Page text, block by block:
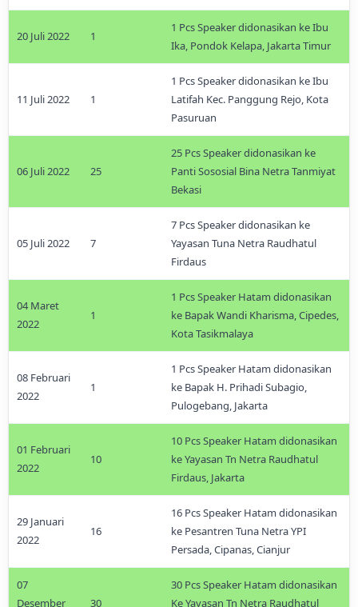
20 Juli 2022 1
1 Pcs Speaker didonasikan ke Ibu
Ika, Pondok Kelapa, Jakarta Timur
11 Juli 2022 1
1 Pcs Speaker didonasikan ke Ibu
Latifah Kec. Panggung Rejo, Kota
Pasuruan
06 Juli 2022 25
25 Pcs Speaker didonasikan ke
Panti Sososial Bina Netra Tanmiyat
Bekasi
05 Juli 2022 7
7 Pcs Speaker didonasikan ke
Yayasan Tuna Netra Raudhatul
Firdaus
04 Maret
2022
1
1 Pcs Speaker Hatam didonasikan
ke Bapak Wandi Kharisma, Cipedes,
Kota Tasikmalaya
08 Februari
2022
1
1 Pcs Speaker Hatam didonasikan
ke Bapak H. Prihadi Subagio,
Pulogebang, Jakarta
01 Februari
2022
10
10 Pcs Speaker Hatam didonasikan
ke Yayasan Tn Netra Raudhatul
Firdaus, Jakarta
29 Januari
2022
16
16 Pcs Speaker Hatam didonasikan
ke Pesantren Tuna Netra YPI
Persada, Cipanas, Cianjur
07
Desember
30
30 Pcs Speaker Hatam didonasikan
Ke Yayasan Tn Netra Raudhatul